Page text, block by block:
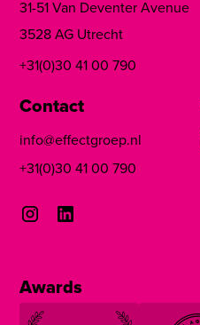
31-51 Van Deventer Avenue
3528 AG Utrecht
+31(0)30 41 00 790
Contact
info@effectgroep.nl
+31(0)30 41 00 790
Awards